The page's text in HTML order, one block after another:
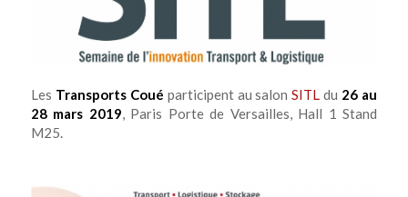
Les Transports Coué participent au salonSITL du 26 au
28 mars 2019, Paris Porte de Versailles, Hall 1 Stand
M25.